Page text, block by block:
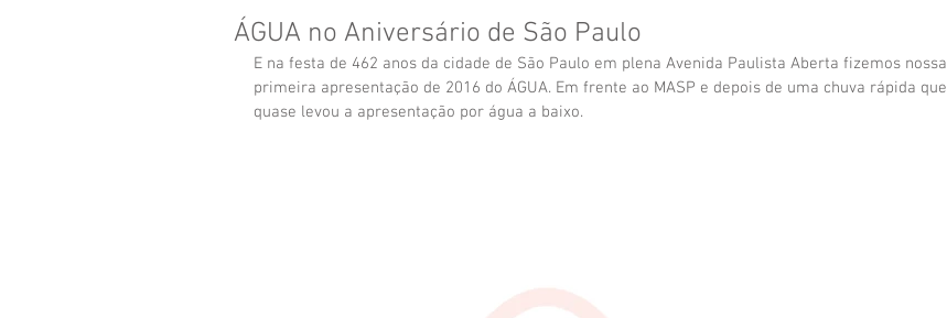
ÁGUA no Aniversário de São Paulo
E na festa de 462 anos da cidade de São Paulo em plena Avenida Paulista Aberta fizemos nossa
primeira apresentação de 2016 do ÁGUA. Em frente ao MASP e depois de uma chuva rápida que
quase levou a apresentação por água a baixo.